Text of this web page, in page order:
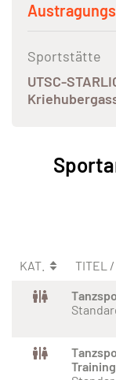
Sportstätte
UTSC-
KAT. TITEL /
Training